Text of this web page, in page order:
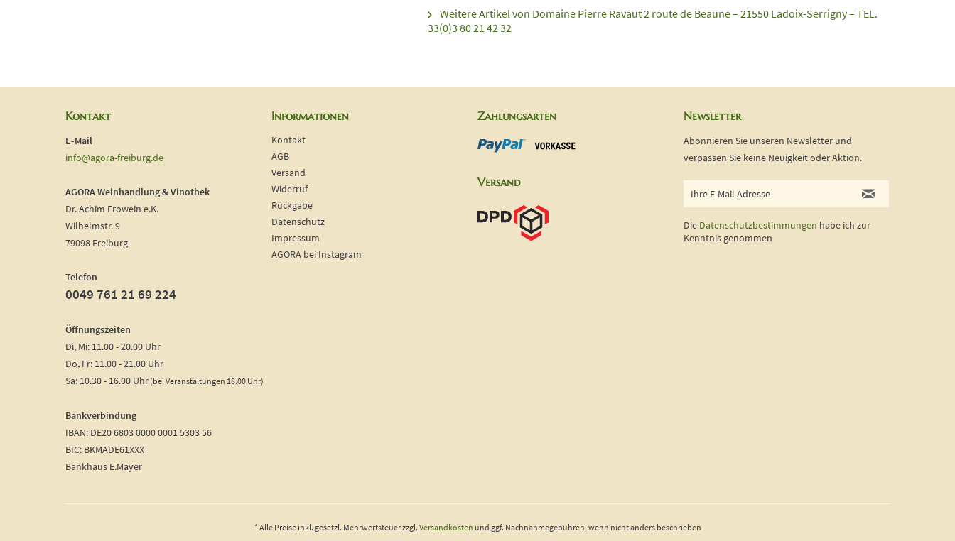
Weitere Artikel von Domaine Pierre Ravaut 2 route de Beaune – 21550 Ladoix-Serrigny – TEL.
33(0)3 80 21 42 32
Kontakt
E-Mail
info@agora-freiburg.de
AGORA Weinhandlung & Vinothek
Dr. Achim Frowein e.K.
Wilhelmstr. 9
79098 Freiburg
Telefon
0049 761 21 69 224
Öffnungszeiten
Di, Mi: 11.00 - 20.00 Uhr
Do, Fr: 11.00 - 21.00 Uhr
Sa: 10.30 - 16.00 Uhr (bei Veranstaltungen 18.00 Uhr)
Bankverbindung
IBAN: DE20 6803 0000 0001 5303 56
BIC: BKMADE61XXX
Bankhaus E.Mayer
Informationen
Kontakt
AGB
Versand
Widerruf
Rückgabe
Datenschutz
Impressum
AGORA bei Instagram
Zahlungsarten
Versand
Newsletter
Abonnieren Sie unseren Newsletter und
verpassen Sie keine Neuigkeit oder Aktion.
Die Datenschutzbestimmungen habe ich zur
Kenntnis genommen
* Alle Preise inkl. gesetzl. Mehrwertsteuer zzgl. Versandkosten und ggf. Nachnahmegebühren, wenn nicht anders beschrieben